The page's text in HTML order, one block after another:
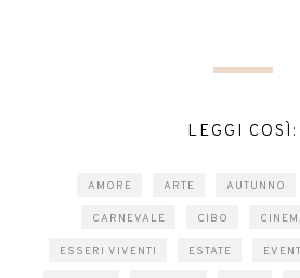
LEGGI COSÌ:
AMORE ARTE AUTUNNO
CARNEVALE CIBO
ESSERI VIVENTI ESTATE